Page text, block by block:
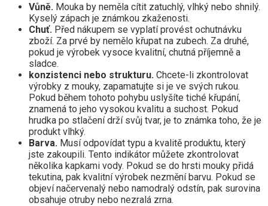
Vůně. Mouka by neměla cítit zatuchlý, vlhký nebo shnilý.
Kyselý zápach je známkou zkaženosti.
Chuť. Před nákupem se vyplatí provést ochutnávku
zboží. Za prvé by nemělo křupat na zubech. Za druhé,
pokud je výrobek vysoce kvalitní, chutná příjemně a
sladce.
konzistenci nebo strukturu. Chcete-li zkontrolovat
výrobky z mouky, zapamatujte si je ve svých rukou.
Pokud během tohoto pohybu uslyšíte tiché křupání,
znamená to jeho vysokou kvalitu a suchost. Pokud
hrudka po stlačení drží svůj tvar, je to známka toho, že je
produkt vlhký.
Barva. Musí odpovídat typu a kvalitě produktu, který
jste zakoupili. Tento indikátor můžete zkontrolovat
několika kapkami vody. Pokud se do hrsti mouky přidá
tekutina, pak kvalitní výrobek nezmění barvu. Pokud se
objeví načervenalý nebo namodralý odstín, pak surovina
obsahuje otruby nebo nezralá zrna.